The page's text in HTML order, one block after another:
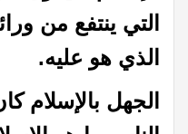
التي ينتفع من
الذي هو عليه.
الجهل بالإسلام